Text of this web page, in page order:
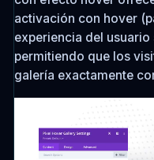
activación con hover
experiencia del
permitiendo que los
galería exactamente